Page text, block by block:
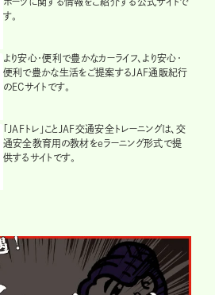
す。
より安心・便利で豊かなカーライフ、より安心・
便利で豊かな生活をご提案するJAF通販紀行
のECサイトです。
「JAFトレ」ことJAF交通安全トレーニングは、交
通安全教育用の教材をeラーニング形式で提
供するサイトです。